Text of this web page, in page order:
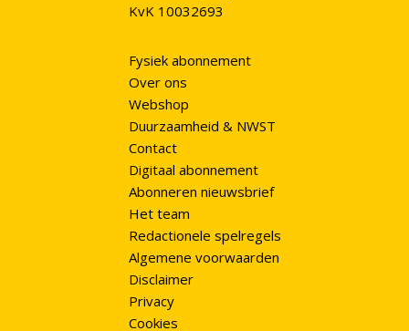
KvK 10032693
Fysiek abonnement
Over ons
Webshop
Duurzaamheid & NWST
Contact
Digitaal abonnement
Abonneren nieuwsbrief
Het team
Redactionele spelregels
Algemene voorwaarden
Disclaimer
Privacy
Cookies